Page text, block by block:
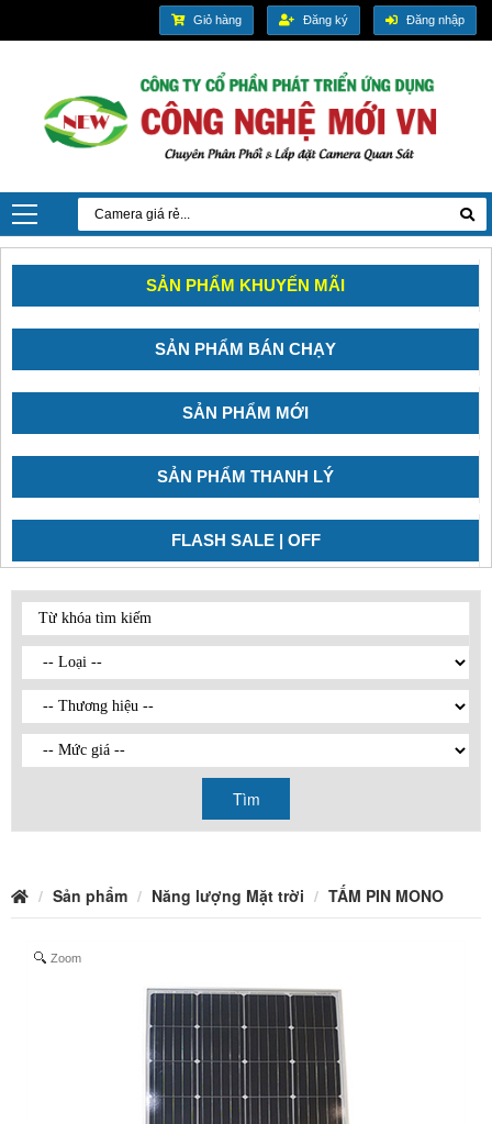
Giỏ hàng Đăng ký Đăng nhập
SẢN PHẨM KHUYẾN MÃI
SẢN PHẨM BÁN CHẠY
SẢN PHẨM MỚI
SẢN PHẨM THANH LÝ
FLASH SALE | OFF
Tìm
Sản phẩm Năng lượng Mặt trời TẤM PIN MONO
Zoom